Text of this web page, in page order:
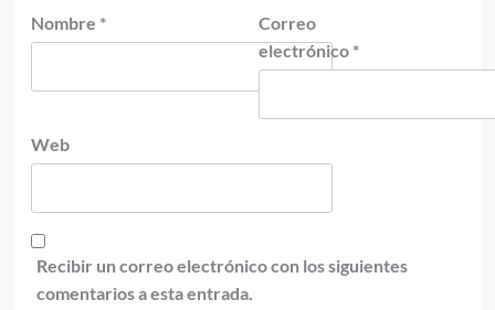
Nombre *
Correo
electrónico *
Web
Recibir un correo electrónico con los siguientes
comentarios a esta entrada.